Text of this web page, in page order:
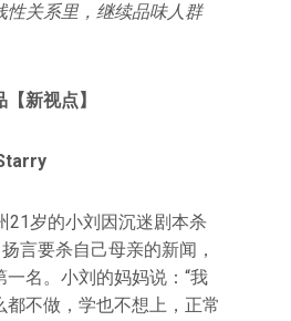
性关系里，继续品味人群
新视点】
21岁的小刘因沉迷剧本杀
言要杀自己母亲的新闻，
名。小刘的妈妈说：“我
都不做，学也不想上，正常